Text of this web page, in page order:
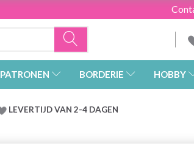
PATRONEN BORDERIE HOBBY
LEVERTIJD VAN 2-4 DAGEN